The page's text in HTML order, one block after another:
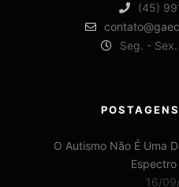
(45)
Seg. -
O Autismo Não É Uma
16/